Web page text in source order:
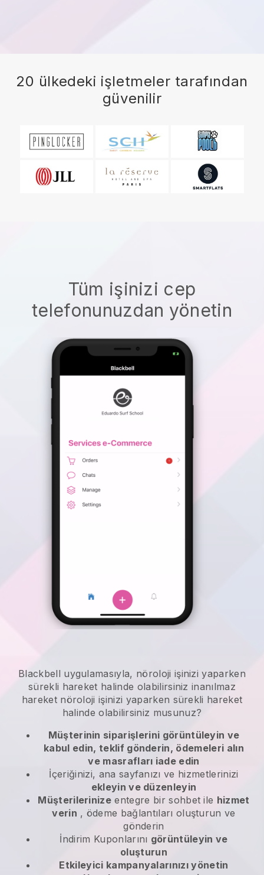
20 ülkedeki işletmeler tarafından
güvenilir
Tüm işinizi cep
telefonunuzdan yönetin
Blackbell uygulamasıyla, nöroloji işinizi yaparken
sürekli hareket halinde olabilirsiniz inanılmaz
hareket nöroloji işinizi yaparken sürekli hareket
halinde olabilirsiniz musunuz?
Müşterinin siparişlerini görüntüleyin ve
kabul edin, teklif gönderin, ödemeleri alın
ve masrafları iade edin
İçeriğinizi, ana sayfanızı ve hizmetlerinizi
ekleyin ve düzenleyin
Müşterilerinize entegre bir sohbet ile hizmet
verin , ödeme bağlantıları oluşturun ve
gönderin
İndirim Kuponlarını görüntüleyin ve
oluşturun
Etkileyici kampanyalarınızı yönetin